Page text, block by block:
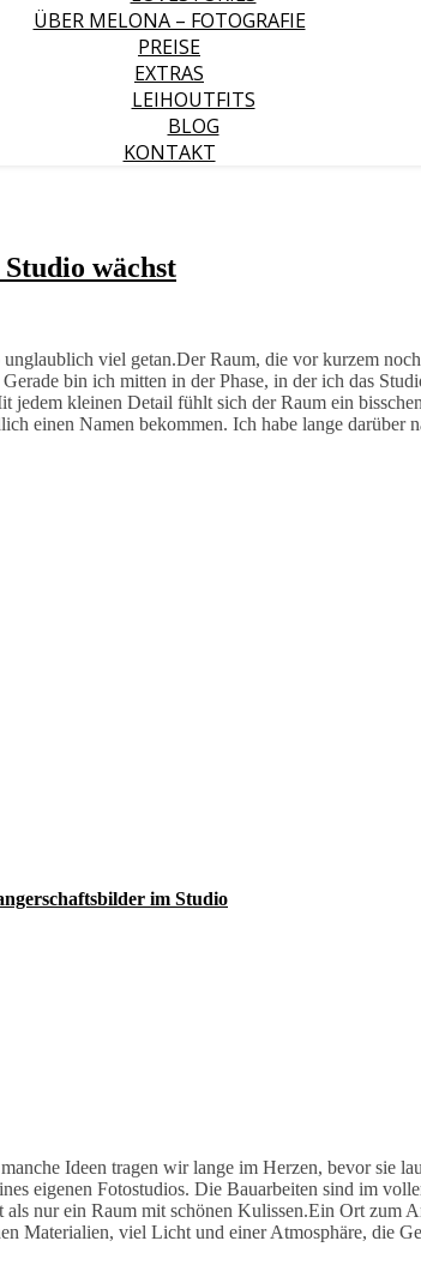
ÜBER MELONA – FOTOGRAFIE
PREISE
EXTRAS
LEIHOUTFITS
BLOG
KONTAKT
wächst
viel getan.Der Raum, die vor kurzem
bin ich mitten in der Phase, in der ich das
kleinen Detail fühlt sich der Raum ein
einen Namen bekommen. Ich habe lange darüber
im Studio
Ideen tragen wir lange im Herzen, bevor sie
eigenen Fotostudios. Die Bauarbeiten sind im
nur ein Raum mit schönen Kulissen.Ein Ort zum
Materialien, viel Licht und einer Atmosphäre, die